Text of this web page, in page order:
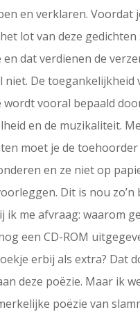
en verklaren. Voordat
lot van deze
en dat verdienen de
niet. De toegankelijkheid
wordt vooral bepaald
en de muzikaliteit.
moet je de toehoorder
en ze niet op
Dit is nou zo’n
ik me afvraag: waarom
een CD-ROM
erbij als extra? Dat
deze poëzie. Maar ik
poëzie van